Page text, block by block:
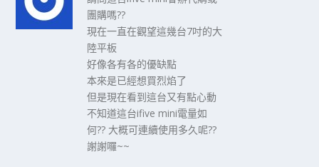
團購嗎??
現在一直在觀望這幾台7吋的大
陸平板
好像各有各的優缺點
本來是已經想買烈焰了
但是現在看到這台又有點心動
不知道這台ifive mini電量如
何?? 大概可連續使用多久呢??
謝謝囉~~